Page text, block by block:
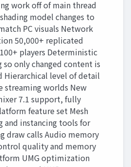
work off of main thread
model changes to
PC visuals Network
50,000+ replicated
players Deterministic
so only changed content is
Hierarchical level of detail
streaming worlds New
7.1 support, fully
feature set Mesh
and instancing tools for
draw calls Audio memory
quality and memory
UMG optimization